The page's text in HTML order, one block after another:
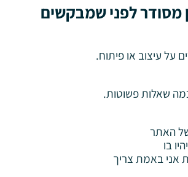
מסודר לפני שמבקשים
על עיצוב או פיתוח.
שאלות פשוטות.
האתר
בו
אני באמת צריך